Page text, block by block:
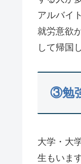
アルバイ
就労意欲
して帰国
③勉
大学・大
生もいます